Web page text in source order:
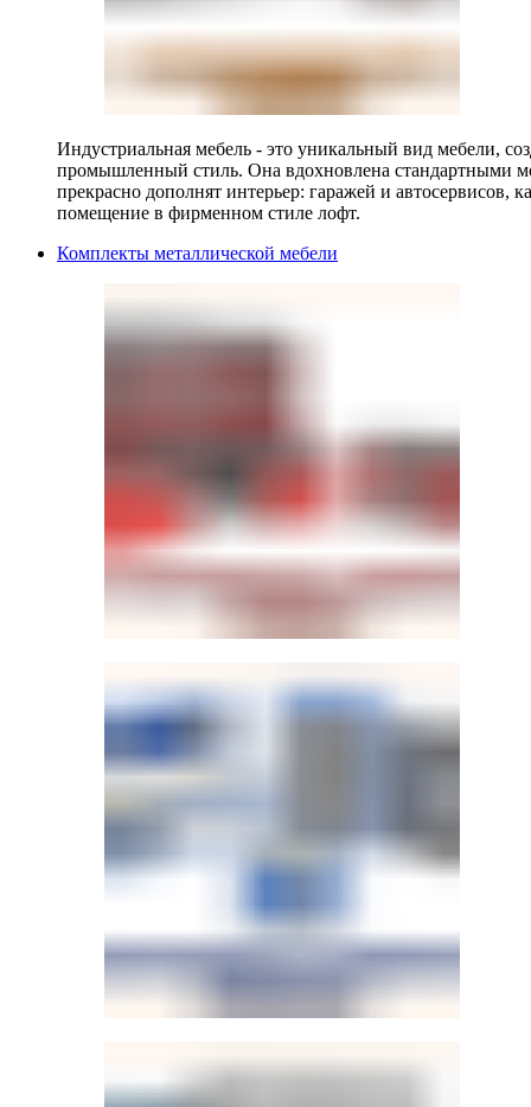
Индустриальная мебель - это уникальный вид мебели,
промышленный стиль. Она вдохновлена стандартными
прекрасно дополнят интерьер: гаражей и автосервисов,
помещение в фирменном стиле лофт.
Комплекты металлической мебели